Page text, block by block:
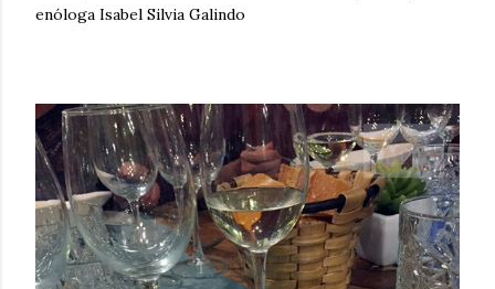
enóloga Isabel Silvia Galindo